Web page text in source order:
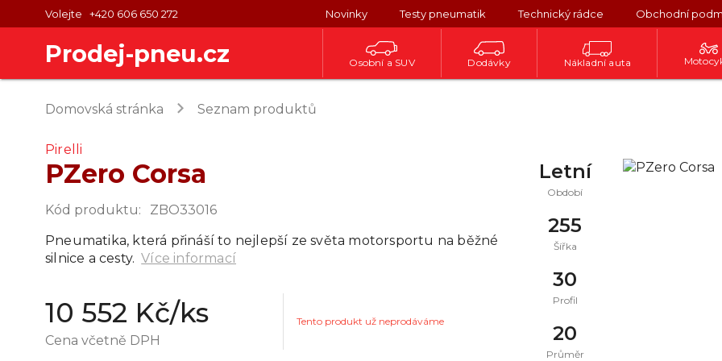
Volejte +420 606 650 272 Novinky Testy pneumatik Technický rádce Obchodní
Prodej-pneu.cz Osobní a SUV Dodávky Nákladní auta
Domovská stránka keyboard_arrow_right Seznam produktů
Pirelli
PZero Corsa
Kód produktu:
ZBO33016
Pneumatika, která přináší to nejlepší ze světa motorsportu na běžné
silnice a cesty. Více informací
10 552 Kč/ks
Cena včetně DPH
Tento produkt už neprodáváme
Letní
Období
255
Šířka
30
Profil
20
Průměr